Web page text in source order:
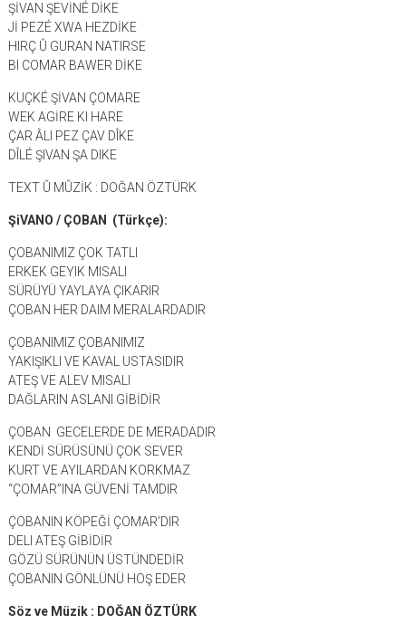
ŞİVAN ŞEVİNÉ DİKE
Jİ PEZÉ XWA HEZDİKE
HIRÇ Û GURAN NATIRSE
BI COMAR BAWER DİKE
KUÇKÉ ŞİVAN ÇOMARE
WEK AGİRE KI HARE
ÇAR ÂLI PEZ ÇAV DÎKE
DÎLÉ ŞIVAN ŞA DIKE
TEXT Û MÛZİK : DOĞAN ÖZTÜRK
ŞiVANO / ÇOBAN (Türkçe):
ÇOBANIMIZ ÇOK TATLI
ERKEK GEYIK MISALI
SÜRÜYÜ YAYLAYA ÇIKARIR
ÇOBAN HER DAIM MERALARDADIR
ÇOBANIMIZ ÇOBANIMIZ
YAKIŞIKLI VE KAVAL USTASIDIR
ATEŞ VE ALEV MISALI
DAĞLARIN ASLANI GİBİDİR
ÇOBAN GECELERDE DE MERADADIR
KENDİ SÜRÜSÜNÜ ÇOK SEVER
KURT VE AYILARDAN KORKMAZ
“ÇOMAR”INA GÜVENİ TAMDIR
ÇOBANIN KÖPEĞİ ÇOMAR’DIR
DELI ATEŞ GİBİDİR
GÖZÜ SÜRÜNÜN ÜSTÜNDEDİR
ÇOBANIN GÖNLÜNÜ HOŞ EDER
Söz ve Müzik : DOĞAN ÖZTÜRK